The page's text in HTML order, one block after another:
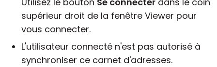
supérieur droit de la fenêtre Viewer pour
vous connecter.
L'utilisateur connecté n'est pas autorisé à
synchroniser ce carnet d'adresses.